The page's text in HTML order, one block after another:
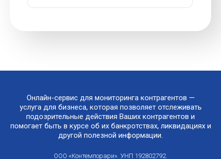
Онлайн-сервис для мониторинга контрагентов —
услуга для бизнеса, которая позволяет отслеживать
подозрительные действия Ваших контрагентов и
помогает быть в курсе об их банкротствах, ликвидациях и
другой полезной информации.
ООО «Контемпорари». УНП 192802792.